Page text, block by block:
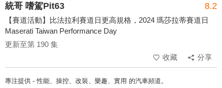
統哥 嗜駕Pit63 8.2
【賽道活動】比法拉利賽道日更高規格，2024 瑪莎拉蒂賽道日
Maserati Taiwan Performance Day
更新至第 190 集
收藏
分享
專注提供 - 性能、操控、改裝、樂趣、實用 的汽車頻道。